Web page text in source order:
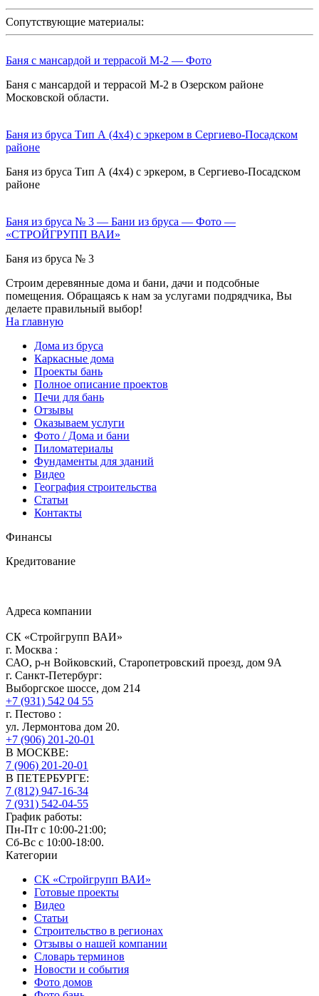
Сопутствующие материалы:
Баня с мансардой и террасой М-2 — Фото
Баня с мансардой и террасой М-2 в Озерском районе
Московской области.
Баня из бруса Тип А (4х4) с эркером в Сергиево-Посадском
районе
Баня из бруса Тип А (4х4) с эркером, в Сергиево-Посадском
районе
Баня из бруса № 3 — Бани из бруса — Фото —
«СТРОЙГРУПП ВАИ»
Баня из бруса № 3
Строим деревянные дома и бани, дачи и подсобные
помещения. Обращаясь к нам за услугами подрядчика, Вы
делаете правильный выбор!
На главную
Дома из бруса
Каркасные дома
Проекты бань
Полное описание проектов
Печи для бань
Отзывы
Оказываем услуги
Фото / Дома и бани
Пиломатериалы
Фундаменты для зданий
Видео
География строительства
Статьи
Контакты
Финансы
Кредитование
Адреса компании
СК «Стройгрупп ВАИ»
г. Москва :
САО, р-н Войковский, Старопетровский проезд, дом 9А
г. Санкт-Петербург:
Выборгское шоссе, дом 214
+7 (931) 542 04 55
г. Пестово :
ул. Лермонтова дом 20.
+7 (906) 201-20-01
В МОСКВЕ:
7 (906) 201-20-01
В ПЕТЕРБУРГЕ:
7 (812) 947-16-34
7 (931) 542-04-55
График работы:
Пн-Пт с 10:00-21:00;
Сб-Вс с 10:00-18:00.
Категории
СК «Стройгрупп ВАИ»
Готовые проекты
Видео
Статьи
Строительство в регионах
Отзывы о нашей компании
Словарь терминов
Новости и события
Фото домов